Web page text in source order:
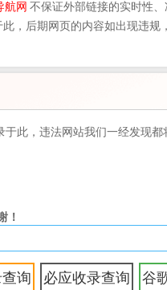
航网 不保证外部链接的实时性
，后期网页的内容如出现违
此，违法网站我们一经发现
！
询 必应收录查询 谷